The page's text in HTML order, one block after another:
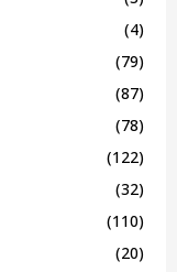
(4)
(79)
(87)
(78)
(122)
(32)
(110)
(20)